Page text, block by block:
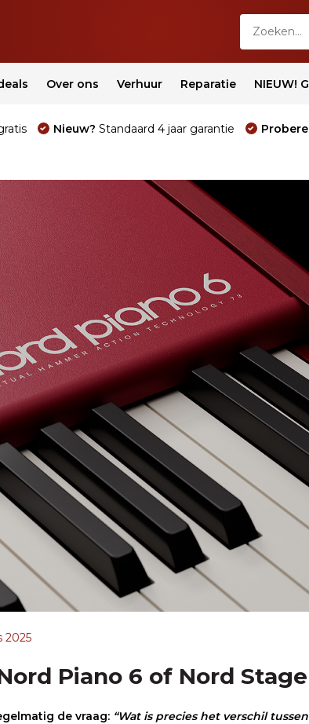
Over ons Verhuur Reparatie NIEUW!
Nieuw? Standaard 4 jaar garantie
2025
Piano 6 of Nord
de vraag: “Wat is precies het verschil